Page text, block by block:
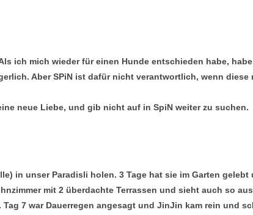
ich mich wieder für einen Hunde entschieden habe,
Aber SPiN ist dafür nicht verantwortlich, wenn
neue Liebe, und gib nicht auf in SpiN weiter zu suchen.
in unser Paradisli holen. 3 Tage hat sie im Garten
mit 2 überdachte Terrassen und sieht auch so
7 war Dauerregen angesagt und JinJin kam rein und